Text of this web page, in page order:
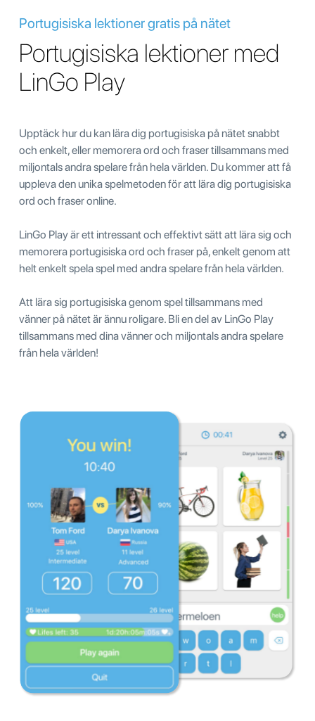
Portugisiska lektioner gratis på nätet
Portugisiska lektioner med
LinGo Play
Upptäck hur du kan lära dig portugisiska på nätet snabbt
och enkelt, eller memorera ord och fraser tillsammans med
miljontals andra spelare från hela världen. Du kommer att få
uppleva den unika spelmetoden för att lära dig portugisiska
ord och fraser online.
LinGo Play är ett intressant och effektivt sätt att lära sig och
memorera portugisiska ord och fraser på, enkelt genom att
helt enkelt spela spel med andra spelare från hela världen.
Att lära sig portugisiska genom spel tillsammans med
vänner på nätet är ännu roligare. Bli en del av LinGo Play
tillsammans med dina vänner och miljontals andra spelare
från hela världen!